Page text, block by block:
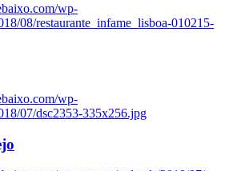
wp-
08/restaurante_infame_lisboa-010215-
wp-
07/dsc2353-335x256.jpg